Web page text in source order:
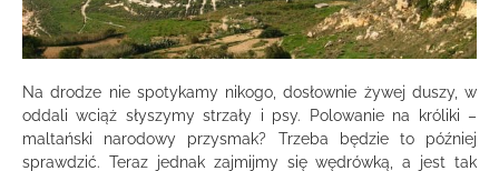
Na drodze nie spotykamy nikogo, dosłownie żywej duszy, w
oddali wciąż słyszymy strzały i psy. Polowanie na króliki –
maltański narodowy przysmak? Trzeba będzie to później
sprawdzić. Teraz jednak zajmijmy się wędrówką, a jest tak